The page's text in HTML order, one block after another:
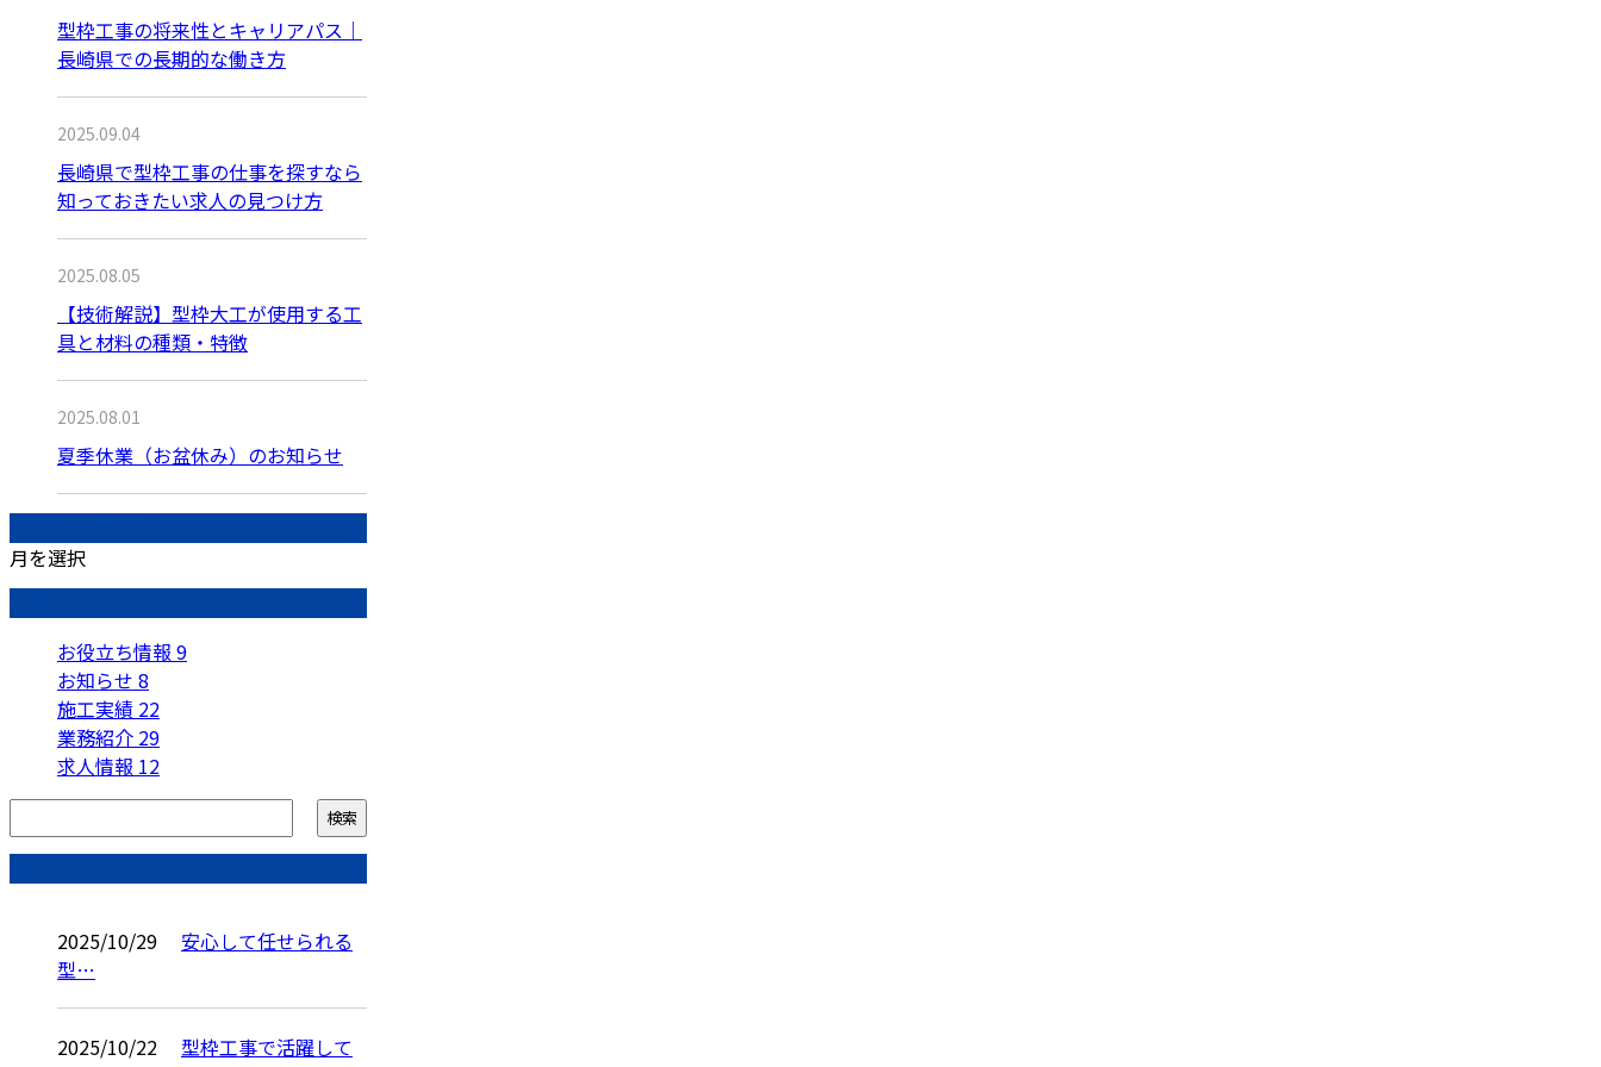
型枠工事の将来性とキャリアパス｜
長崎県での長期的な働き方
2025.09.04
長崎県で型枠工事の仕事を探すなら
知っておきたい求人の見つけ方
2025.08.05
【技術解説】型枠大工が使用する工
具と材料の種類・特徴
2025.08.01
夏季休業（お盆休み）のお知らせ
月を選択
お役立ち情報 9
お知らせ 8
施工実績 22
業務紹介 29
求人情報 12
2025/10/29
安心して任せられる
型…
2025/10/22
型枠工事で活躍して